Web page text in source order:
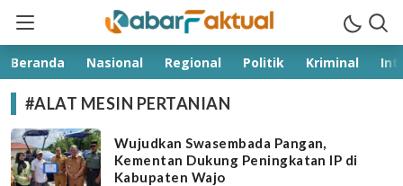
kabarfaktual.com
Terpercaya
Beranda Nasional Regional Politik Kriminal
#ALAT MESIN PERTANIAN
Wujudkan Swasembada Pangan,
Kementan Dukung Peningkatan IP di
Kabupaten Wajo